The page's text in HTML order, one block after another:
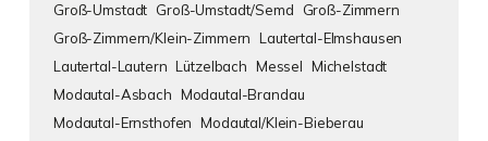
Groß-Umstadt Groß-Umstadt/Semd
Groß-Zimmern
Groß-Zimmern/Klein-Zimmern Lautertal-Elmshausen
Lautertal-Lautern Lützelbach Messel Michelstadt
Modautal-Asbach Modautal-Brandau
Modautal-Ernsthofen Modautal/Klein-Bieberau